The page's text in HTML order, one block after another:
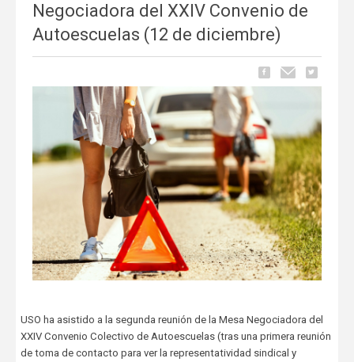
USO, FSIE y UGT trasladan una nueva
propuesta en materia de clasificación
profesional para el VIII Convenio de Enseñanza
Concertada
18 de Mayo, publicado enCarrusel
Las organizaciones sindicales FSIE, USO y UGT han trasladado
una nueva propuesta en materia de clasificación profesional. Esta
Negociadora del XXIV Convenio de
Autoescuelas (12 de diciembre)
USO ha asistido a la segunda reunión de la Mesa Negociadora del
XXIV Convenio Colectivo de Autoescuelas (tras una primera reunión
de toma de contacto para ver la representatividad sindical y